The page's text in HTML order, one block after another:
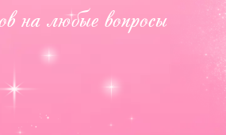
на любые вопросы